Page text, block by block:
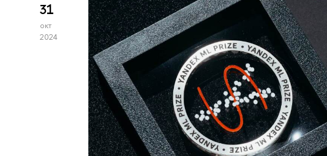
31
окт
2024